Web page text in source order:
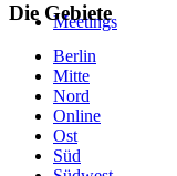
Meetings
Die Gebiete
Berlin
Mitte
Nord
Online
Ost
Süd